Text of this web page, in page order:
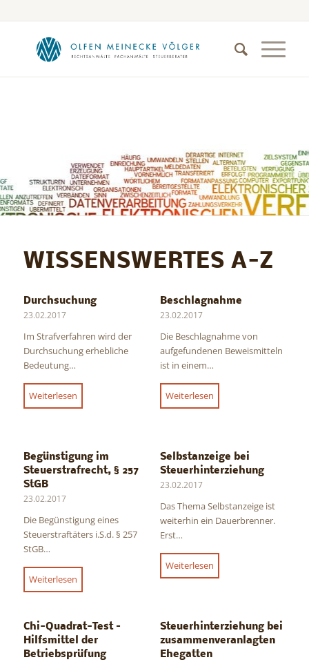
WISSENSWERTES A-Z
Durchsuchung
23.02.2017
Im Strafverfahren wird der
Durchsuchung erhebliche
Bedeutung…
Weiterlesen
Beschlagnahme
23.02.2017
Die Beschlagnahme von
aufgefundenen Beweismitteln
ist in einem…
Weiterlesen
Begünstigung im
Steuerstrafrecht, § 257
StGB
23.02.2017
Die Begünstigung eines
Steuerstraftäters i.S.d. § 257
StGB…
Weiterlesen
Selbstanzeige bei
Steuerhinterziehung
23.02.2017
Das Thema Selbstanzeige ist
weiterhin ein Dauerbrenner.
Erst…
Weiterlesen
Chi-Quadrat-Test –
Hilfsmittel der
Betriebsprüfung
Steuerhinterziehung bei
zusammenveranlagten
Ehegatten